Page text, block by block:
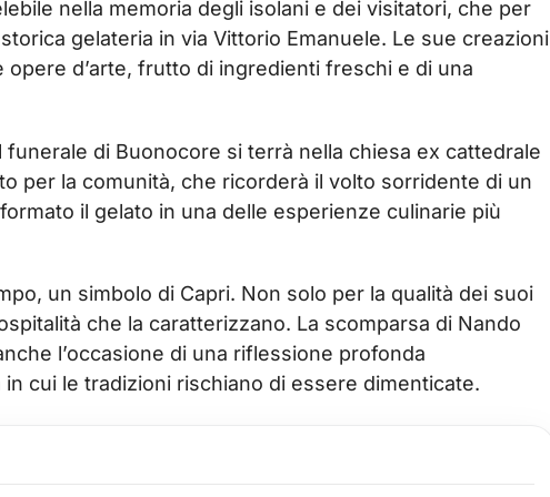
nella memoria degli isolani e dei visitatori, che per
gelateria in via Vittorio Emanuele. Le sue creazioni
d’arte, frutto di ingredienti freschi e di una
funerale di Buonocore si terrà nella chiesa ex cattedrale
per la comunità, che ricorderà il volto sorridente di un
il gelato in una delle esperienze culinarie più
un simbolo di Capri. Non solo per la qualità dei suoi
che la caratterizzano. La scomparsa di Nando
l’occasione di una riflessione profonda
in cui le tradizioni rischiano di essere dimenticate.